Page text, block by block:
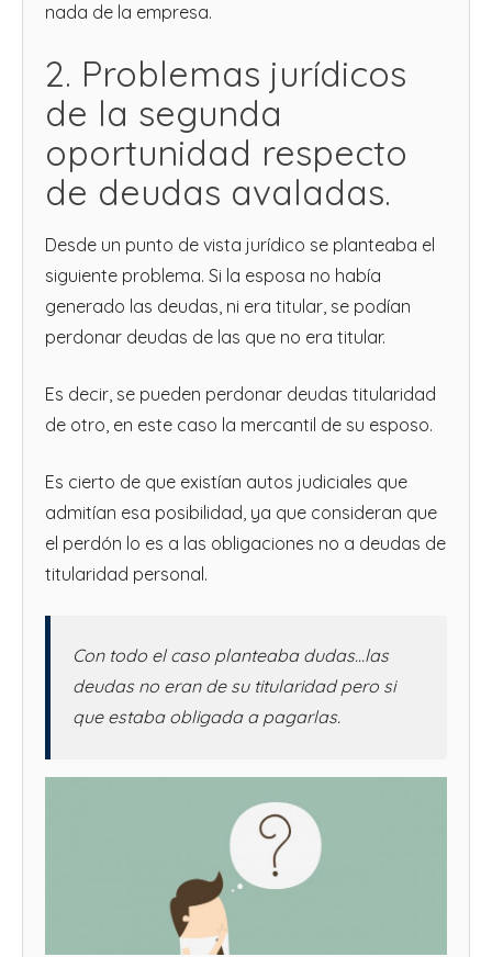
nada de la empresa.
2. Problemas jurídicos
de la segunda
oportunidad respecto
de deudas avaladas.
Desde un punto de vista jurídico se planteaba el
siguiente problema. Si la esposa no había
generado las deudas, ni era titular, se podían
perdonar deudas de las que no era titular.
Es decir, se pueden perdonar deudas titularidad
de otro, en este caso la mercantil de su esposo.
Es cierto de que existían autos judiciales que
admitían esa posibilidad, ya que consideran que
el perdón lo es a las obligaciones no a deudas de
titularidad personal.
Con todo el caso planteaba dudas…las
deudas no eran de su titularidad pero si
que estaba obligada a pagarlas.